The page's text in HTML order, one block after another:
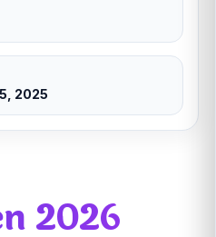
2025
2026